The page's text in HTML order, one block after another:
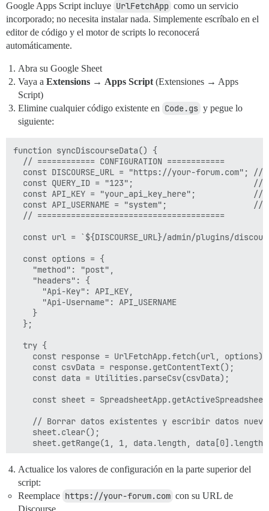
Google Apps Script incluye UrlFetchApp como un servicio
incorporado; no necesita instalar nada. Simplemente escríbalo en el
editor de código y el motor de scripts lo reconocerá
automáticamente.
Abra su Google Sheet
Vaya a Extensions → Apps Script (Extensiones → Apps
Script)
Elimine cualquier código existente en Code.gs y pegue lo
siguiente:
function syncDiscourseData() {
  // ============ CONFIGURATION ============
const DISCOURSE_URL = "https://your-forum.com";
const QUERY_ID = "123";                         //
const API_KEY = "your_api_key_here";            //
const API_USERNAME = "system";
  // =======================================
const url = `${DISCOURSE_URL}/admin/plugins/
  const options = {
    "method": "post",
    "headers": {
      "Api-Key": API_KEY,
      "Api-Username": API_USERNAME
    }
  };
  try {
    const response = UrlFetchApp.fetch(url, options);
    const csvData = response.getContentText();
    const data = Utilities.parseCsv(csvData);
const sheet =
// Borrar datos existentes y escribir datos
    sheet.clear();
sheet.getRange(1, 1, data.length,
// Agregar una marca de tiempo "Last Updated"
const timestampCell = sheet.getRange(1,
    const now = new Date();
timestampCell.setValue("Last Updated: " +
    timestampCell.setFontWeight("bold");
Actualice los valores de configuración en la parte superior del
script:
Reemplace https://your-forum.com con su URL de